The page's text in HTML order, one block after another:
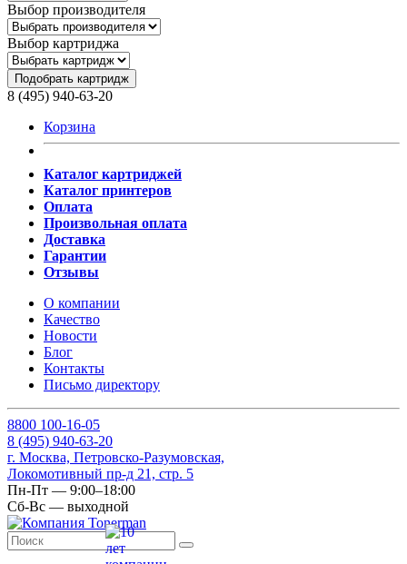
Выбор производителя
Выбор картриджа
Подобрать картридж
8 (495) 940-63-20
Корзина
Каталог картриджей
Каталог принтеров
Оплата
Произвольная оплата
Доставка
Гарантии
Отзывы
О компании
Качество
Новости
Блог
Контакты
Письмо директору
8800 100-16-05
8 (495) 940-63-20
г. Москва, Петровско-Разумовская,
Локомотивный пр-д 21, стр. 5
Пн-Пт — 9:00–18:00
Сб-Вс — выходной